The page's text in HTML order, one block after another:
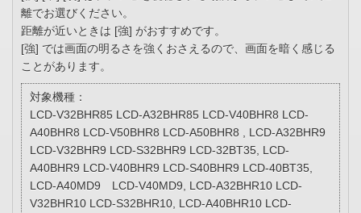
離でお選びください。
距離が近いときは [強] がおすすめです。
[強] では画面の明るさを強くおさえるので、画面を暗く感じる
ことがあります。
対象機種：
LCD-V32BHR85 LCD-A32BHR85 LCD-V40BHR8 LCD-
A40BHR8 LCD-V50BHR8 LCD-A50BHR8 , LCD-A32BHR9
LCD-V32BHR9 LCD-S32BHR9 LCD-32BT35, LCD-
A40BHR9 LCD-V40BHR9 LCD-S40BHR9 LCD-40BT35,
LCD-A40MD9 LCD-V40MD9, LCD-A32BHR10 LCD-
V32BHR10 LCD-S32BHR10, LCD-A40BHR10 LCD-